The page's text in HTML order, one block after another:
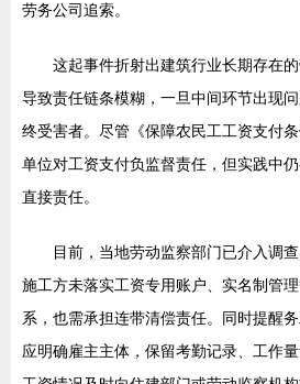
劳务公司追索。
这起事件折射出建筑行业长期存在
导致责任链条模糊，一旦中间环节出现
终受害者。尽管《保障农民工工资支付
单位对工资支付负监督责任，但实践中
直接责任。
目前，当地劳动监察部门已介入调
施工方未落实工资专用账户、实名制管
系，也需承担连带清偿责任。同时提醒
应明确雇主主体，保留考勤记录、工作